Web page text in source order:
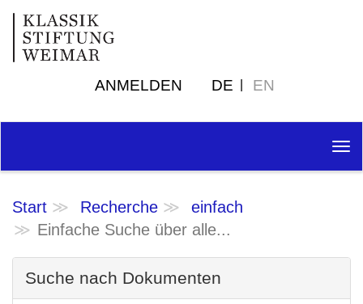
ANMELDEN DE EN
Start Recherche
einfach
Einfache Suche über alle...
Suche nach Dokumenten